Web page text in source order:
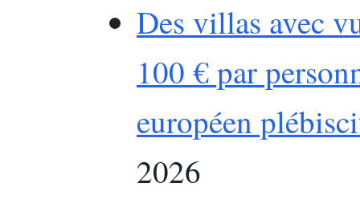
Des villas avec
100 € par
européen
2026